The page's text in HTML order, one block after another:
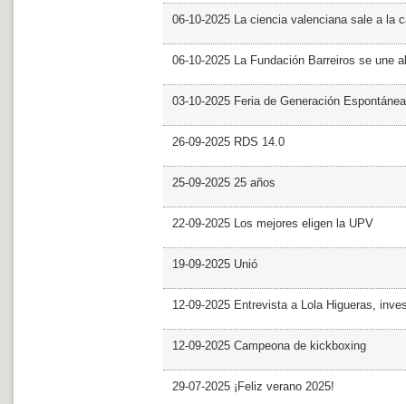
06-10-2025 La ciencia valenciana sale a la
06-10-2025 La Fundación Barreiros se une
03-10-2025 Feria de Generación Espontánea
26-09-2025 RDS 14.0
25-09-2025 25 años
22-09-2025 Los mejores eligen la UPV
19-09-2025 Unió
12-09-2025 Entrevista a Lola Higueras,
12-09-2025 Campeona de kickboxing
29-07-2025 ¡Feliz verano 2025!